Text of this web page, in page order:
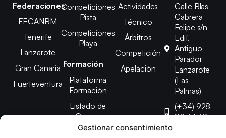
Gestionar consentimiento
Federaciones
FECANBM
Tenerife
Lanzarote
Gran Canaria
Fuerteventura
Competiciones
Pista
Competiciones
Playa
Formación
Plataforma
Formación
Listado de
Cursos
Actividades
Técnico
Árbitros
Competición
Apelación
Calle Blas
Cabrera
Felipe s/n
Edif.
Antiguo
Parador
Lanzarote
(Las
Palmas)
(+34) 928
807 648